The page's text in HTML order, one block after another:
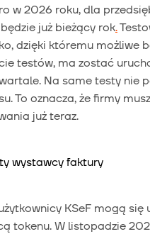
w 2026 roku, dla
już bieżący rok.
dzięki któremu możliwe
testów, ma zostać
Na same testy nie
To oznacza, że firmy
już teraz.
wystawcy faktury
KSeF mogą się
tokenu. W listopadzie